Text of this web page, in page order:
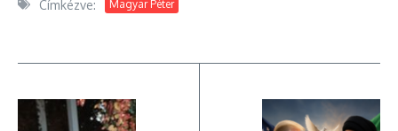
Címkézve: Magyar Péter